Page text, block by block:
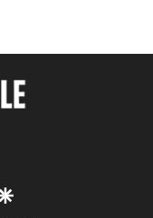
google